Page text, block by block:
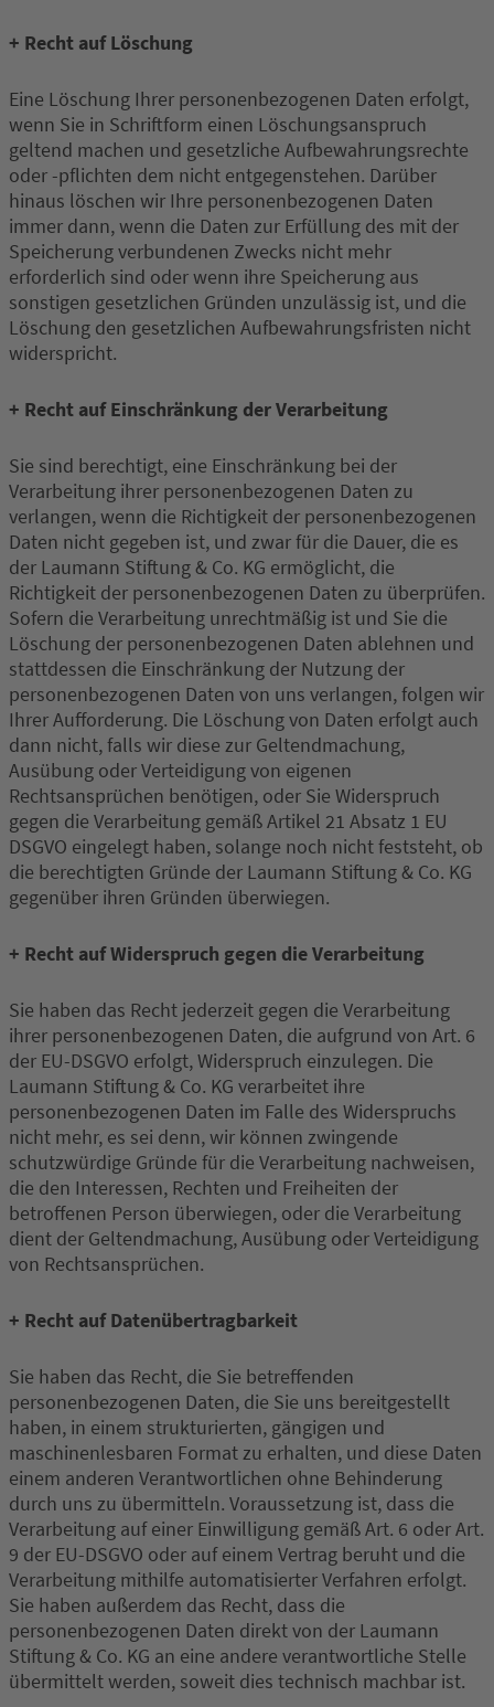
+ Recht auf Löschung
Eine Löschung Ihrer personenbezogenen Daten erfolgt,
wenn Sie in Schriftform einen Löschungsanspruch
geltend machen und gesetzliche Aufbewahrungsrechte
oder -pflichten dem nicht entgegenstehen. Darüber
hinaus löschen wir Ihre personenbezogenen Daten
immer dann, wenn die Daten zur Erfüllung des mit der
Speicherung verbundenen Zwecks nicht mehr
erforderlich sind oder wenn ihre Speicherung aus
sonstigen gesetzlichen Gründen unzulässig ist, und die
Löschung den gesetzlichen Aufbewahrungsfristen nicht
widerspricht.
+ Recht auf Einschränkung der Verarbeitung
Sie sind berechtigt, eine Einschränkung bei der
Verarbeitung ihrer personenbezogenen Daten zu
verlangen, wenn die Richtigkeit der personenbezogenen
Daten nicht gegeben ist, und zwar für die Dauer, die es
der Laumann Stiftung & Co. KG ermöglicht, die
Richtigkeit der personenbezogenen Daten zu überprüfen.
Sofern die Verarbeitung unrechtmäßig ist und Sie die
Löschung der personenbezogenen Daten ablehnen und
stattdessen die Einschränkung der Nutzung der
personenbezogenen Daten von uns verlangen, folgen wir
Ihrer Aufforderung. Die Löschung von Daten erfolgt auch
dann nicht, falls wir diese zur Geltendmachung,
Ausübung oder Verteidigung von eigenen
Rechtsansprüchen benötigen, oder Sie Widerspruch
gegen die Verarbeitung gemäß Artikel 21 Absatz 1 EU
DSGVO eingelegt haben, solange noch nicht feststeht, ob
die berechtigten Gründe der Laumann Stiftung & Co. KG
gegenüber ihren Gründen überwiegen.
+ Recht auf Widerspruch gegen die Verarbeitung
Sie haben das Recht jederzeit gegen die Verarbeitung
ihrer personenbezogenen Daten, die aufgrund von Art. 6
der EU-DSGVO erfolgt, Widerspruch einzulegen. Die
Laumann Stiftung & Co. KG verarbeitet ihre
personenbezogenen Daten im Falle des Widerspruchs
nicht mehr, es sei denn, wir können zwingende
schutzwürdige Gründe für die Verarbeitung nachweisen,
die den Interessen, Rechten und Freiheiten der
betroffenen Person überwiegen, oder die Verarbeitung
dient der Geltendmachung, Ausübung oder Verteidigung
von Rechtsansprüchen.
+ Recht auf Datenübertragbarkeit
Sie haben das Recht, die Sie betreffenden
personenbezogenen Daten, die Sie uns bereitgestellt
haben, in einem strukturierten, gängigen und
maschinenlesbaren Format zu erhalten, und diese Daten
einem anderen Verantwortlichen ohne Behinderung
durch uns zu übermitteln. Voraussetzung ist, dass die
Verarbeitung auf einer Einwilligung gemäß Art. 6 oder Art.
9 der EU-DSGVO oder auf einem Vertrag beruht und die
Verarbeitung mithilfe automatisierter Verfahren erfolgt.
Sie haben außerdem das Recht, dass die
personenbezogenen Daten direkt von der Laumann
Stiftung & Co. KG an eine andere verantwortliche Stelle
übermittelt werden, soweit dies technisch machbar ist.